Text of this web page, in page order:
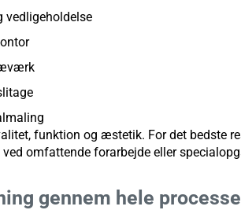
funktion og æstetik. For det bedste
omfattende forarbejde eller
gennem hele